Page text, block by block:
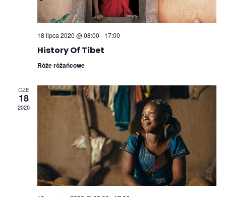
18 lipca 2020 @ 08:00 - 17:00
History Of Tibet
Róże różańcowe
CZE
18
2020